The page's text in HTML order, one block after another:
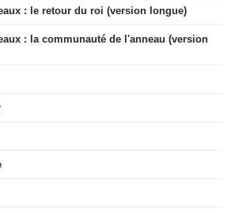
: le retour du roi (version longue)
: la communauté de l'anneau (version